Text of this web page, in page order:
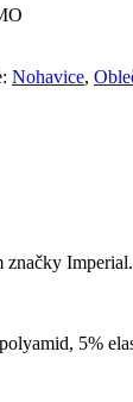
Nohavice,
značky Imperial.
5%